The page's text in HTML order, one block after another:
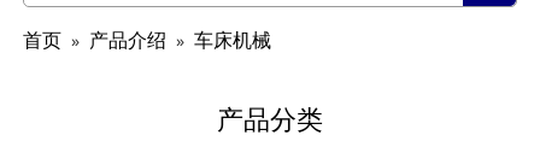
首页 产品介绍 车床机械
产品分类